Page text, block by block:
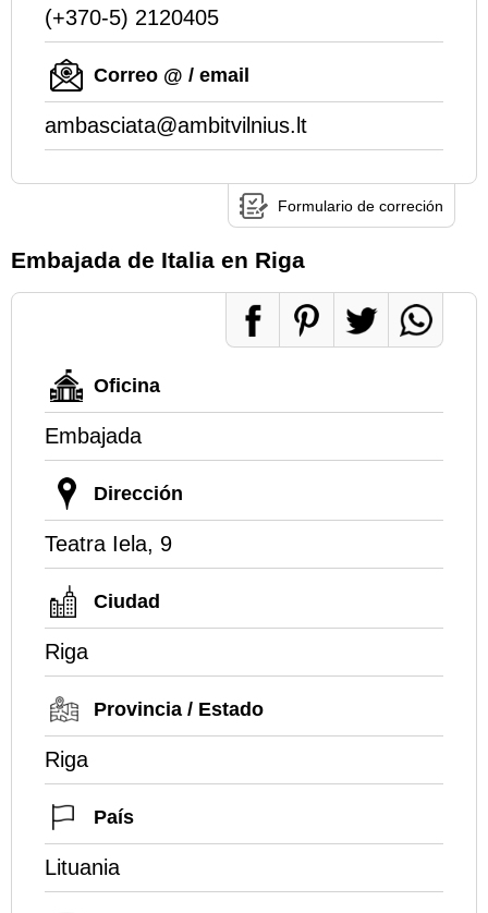
(+370-5) 2120405
Correo @ / email
ambasciata@ambitvilnius.lt
Formulario de correción
Embajada de Italia en Riga
Oficina
Embajada
Dirección
Teatra Iela, 9
Ciudad
Riga
Provincia / Estado
Riga
País
Lituania